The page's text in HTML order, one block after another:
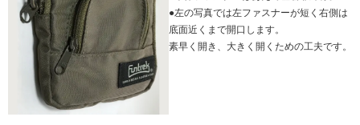
●左の写真では左ファスナーが短く右側は
底面近くまで開口します。
素早く開き、大きく開くための工夫です。